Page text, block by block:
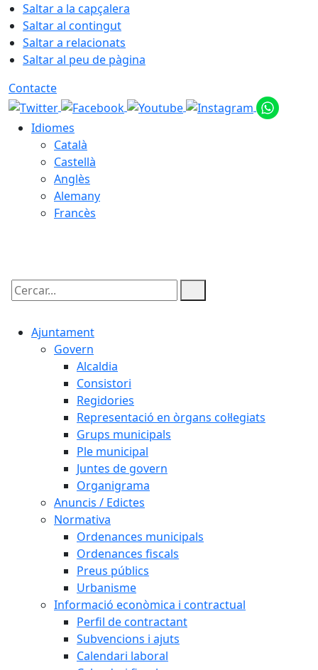
Saltar a la capçalera
Saltar al contingut
Saltar a relacionats
Saltar al peu de pàgina
Contacte
Idiomes
Català
Castellà
Anglès
Alemany
Francès
Cercar:
Ajuntament
Govern
Alcaldia
Consistori
Regidories
Representació en òrgans col·legiats
Grups municipals
Ple municipal
Juntes de govern
Organigrama
Anuncis / Edictes
Normativa
Ordenances municipals
Ordenances fiscals
Preus públics
Urbanisme
Informació econòmica i contractual
Perfil de contractant
Subvencions i ajuts
Calendari laboral